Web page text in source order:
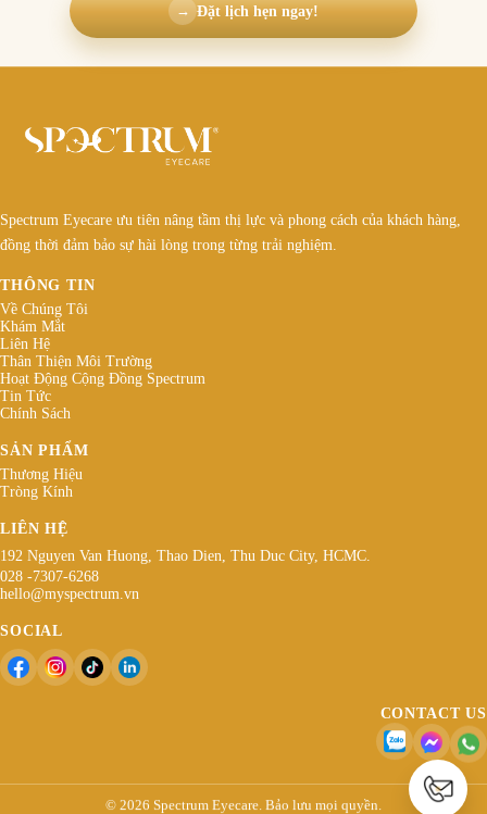
→ Đặt lịch hẹn ngay!
Spectrum Eyecare ưu tiên nâng tầm thị lực và phong cách của khách hàng,
đồng thời đảm bảo sự hài lòng trong từng trải nghiệm.
THÔNG TIN
Về Chúng Tôi
Khám Mắt
Liên Hệ
Thân Thiện Môi Trường
Hoạt Động Cộng Đồng Spectrum
Tin Tức
Chính Sách
SẢN PHẨM
Thương Hiệu
Tròng Kính
LIÊN HỆ
192 Nguyen Van Huong, Thao Dien, Thu Duc City, HCMC.
028 -7307-6268
hello@myspectrum.vn
SOCIAL
CONTACT US
© 2026 Spectrum Eyecare. Bảo lưu mọi quyền.